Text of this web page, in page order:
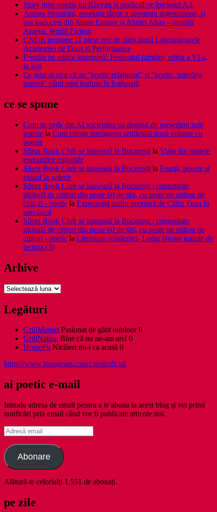
Story time poezia lui Răzvan și poeticul pe înțelesul A.I.
Aurora Venturini, revelația târzie a literaturii argentiniene, și
noi traduceri din Annie Ernaux și Ahmet Altan – noutăți
Anansi. World Fiction
CNDB propune 11 piese noi de dans după Laboaratoarele
Academiei de Dans și Performance
Familia ne aduce împreună! Festivalul familiei, ediția a VI-a,
la Iași
Ce gust ai zice că au ”poetic relațional” și ”poetic. interfața
sonoră” când sunt traduse în înghețată
ce se spune
Cum se vede din AI societatea cu demisii de președinți prin
poezie la Cum citește inteligența artificială două volume cu
poezie
Silent Book Club se lansează la București la Viaţa din spatele
execuţiilor culturale
Silent Book Club se lansează la București la Foarţă, poezie şi
vizual la galerie
Silent Book Club se lansează la București | comunitate
globală de cititori din peste 60 de țări, cu peste un milion de
cititori - poetic la Experiență audio imersivă de Călin Țopa în
spectacol
Silent Book Club se lansează la București | comunitate
globală de cititori din peste 60 de țări, cu peste un milion de
cititori - poetic la Literatura rezidenţei- Ledig House inainte de
lectura (3)
Arhive
Arhive
Legături
GrillMarketPasionat de gătit outdoor 0
GrillNation Bine că nu ne-am ars! 0
HomeFitNicăieri nu-i ca acasă 0
https://www.instagram.com/citestioficial
ai poetic e-mail
Introdu adresa de email pentru a te abona la acest blog și vei primi
notificări prin email când vor fi publicate articole noi.
Adresă
email
Abonare
Alătură-te celorlalți 1.551 de abonați.
pe zile